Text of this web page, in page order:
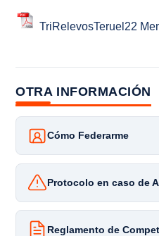
TriRelevosTeruel22
OTRA INFORMACIÓN
Cómo Federarme
Protocolo en caso de
Reglamento de